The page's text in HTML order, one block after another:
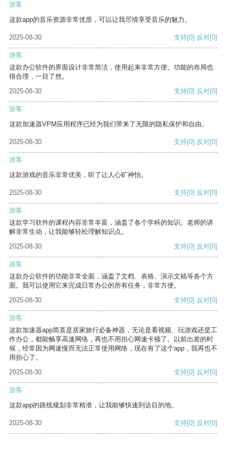
游客
这款app的音乐资源非常优质，可以让我尽情享受音乐的魅力。
2025-08-30 支持[0] 反对[0]
游客
这款办公软件的界面设计非常简洁，使用起来非常方便。功能的布局也
很合理，一目了然。
2025-08-30
支持[0] 反对[0]
游客
这款加速器VPM应用程序已经为我们带来了无限的隐私保护和自由。
2025-08-30 支持[0] 反对[0]
游客
这款游戏的音乐非常优美，听了让人心旷神怡。
2025-08-30 支持[0] 反对[0]
游客
这款学习软件的课程内容非常丰富，涵盖了各个学科的知识。老师的讲
解非常生动，让我能够轻松理解知识点。
2025-08-30
支持[0] 反对[0]
游客
这款办公软件的功能非常全面，涵盖了文档、表格、演示文稿等各个方
面。我可以使用它来完成日常办公的所有任务，非常方便。
2025-08-30
支持[0] 反对[0]
游客
这款加速器app简直是居家旅行必备神器，无论是看视频、玩游戏还是工
作办公，都能畅享高速网络，再也不用担心网速卡顿了。以前出差的时
候，经常因为网速慢而无法正常使用网络，现在有了这个app，我再也不
用担心了。
2025-08-30
支持[0] 反对[0]
游客
这款app的路线规划非常精准，让我能够快速到达目的地。
2025-08-30 支持[0] 反对[0]